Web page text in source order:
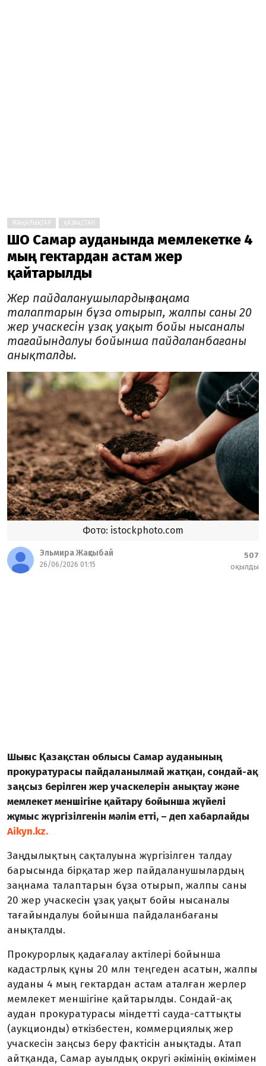
ЖАҢАЛЫҚТАР ҚАЗАҚСТАН
ШҚО Самар ауданында мемлекетке 4
мың гектардан астам жер
қайтарылды
Жер пайдаланушылардың заңнама
талаптарын бұза отырып, жалпы саны 20
жер учаскесін ұзақ уақыт бойы нысаналы
тағайындалуы бойынша пайдаланбағаны
анықталды.
Фото: istockphoto.com
Эльмира Жақсыбай
26/06/2026 01:15
507
оқылды
Шығыс Қазақстан облысы Самар ауданының
прокуратурасы пайдаланылмай жатқан, сондай-ақ
заңсыз берілген жер учаскелерін анықтау және
мемлекет меншігіне қайтару бойынша жүйелі
жұмыс жүргізілгенін мәлім етті, – деп хабарлайды
Aikyn.kz.
Заңдылықтың сақталуына жүргізілген талдау
барысында бірқатар жер пайдаланушылардың
заңнама талаптарын бұза отырып, жалпы саны
20 жер учаскесін ұзақ уақыт бойы нысаналы
тағайындалуы бойынша пайдаланбағаны
анықталды.
Прокурорлық қадағалау актілері бойынша
кадастрлық құны 20 млн теңгеден асатын, жалпы
ауданы 4 мың гектардан астам аталған жерлер
мемлекет меншігіне қайтарылды. Сондай-ақ
аудан прокуратурасы міндетті сауда-саттықты
(аукционды) өткізбестен, коммерциялық жер
учаскесін заңсыз беру фактісін анықтады. Атап
айтқанда, Самар ауылдық округі әкімінің өкімімен